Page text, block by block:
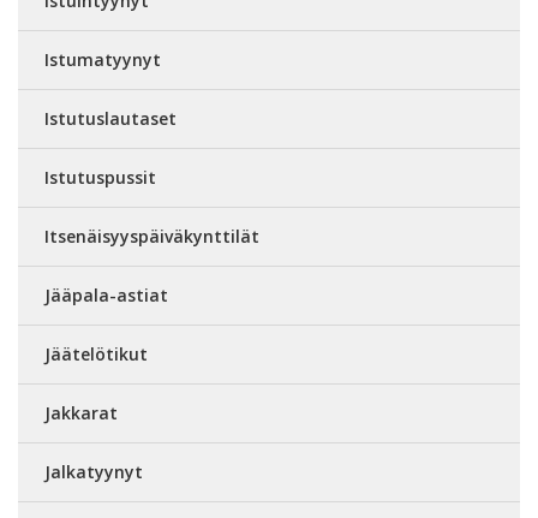
Istumatyynyt
Istutuslautaset
Istutuspussit
Itsenäisyyspäiväkynttilät
Jääpala-astiat
Jäätelötikut
Jakkarat
Jalkatyynyt